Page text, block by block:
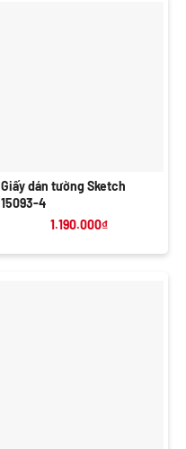
Giấy dán tường Sketch
15093-4
1.190.000₫